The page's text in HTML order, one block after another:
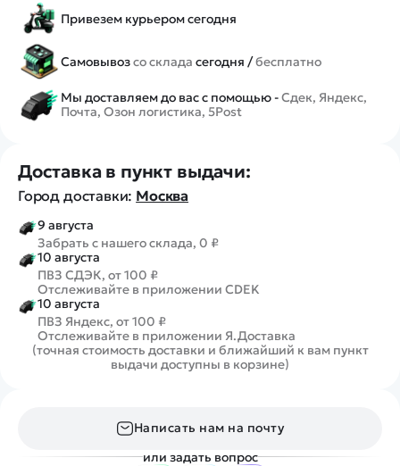
Привезем курьером сегодня
Самовывозсо склада сегодня /бесплатно
Мы доставляем до вас с помощью -Сдек, Яндекс,
Почта, Озон логистика, 5Post
Доставка в пункт выдачи:
Город доставки: Москва
9 августа
Забрать с нашего склада, 0 ₽
10 августа
ПВЗ СДЭК, от 100 ₽
Отслеживайте в приложении CDEK
10 августа
ПВЗ Яндекс, от 100 ₽
Отслеживайте в приложении Я.Доставка
(точная стоимость доставки и ближайший к вам пункт
выдачи доступны в корзине)
Написать нам на почту
или задать вопрос